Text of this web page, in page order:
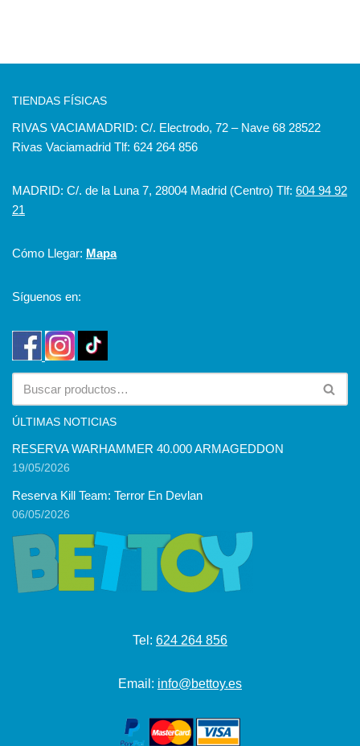
TIENDAS FÍSICAS
RIVAS VACIAMADRID: C/. Electrodo, 72 – Nave 68 28522
Rivas Vaciamadrid Tlf: 624 264 856
MADRID: C/. de la Luna 7, 28004 Madrid (Centro) Tlf: 604 94 92
21
Cómo Llegar: Mapa
Síguenos en:
ÚLTIMAS NOTICIAS
RESERVA WARHAMMER 40.000 ARMAGEDDON
19/05/2026
Reserva Kill Team: Terror En Devlan
06/05/2026
Tel: 624 264 856
Email: info@bettoy.es